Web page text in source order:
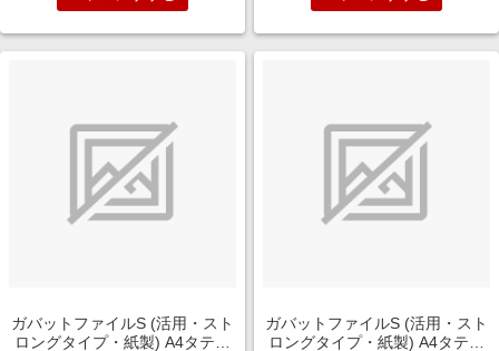
ガバットファイルS (活用・スト
ロングタイプ・紙製) A4タテ型
ガバットファイルS (活用・スト
ロングタイプ・紙製) A4タテ型